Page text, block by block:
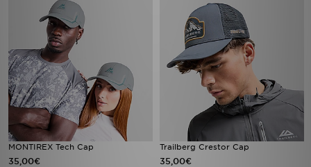
MONTIREX Tech Cap
35,00€
Trailberg Crestor Cap
35,00€